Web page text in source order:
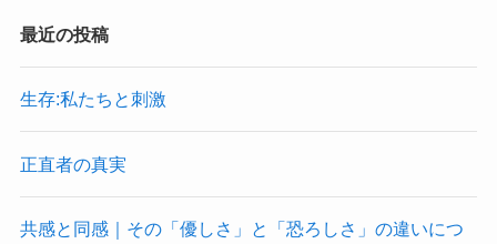
最近の投稿
生存:私たちと刺激
正直者の真実
共感と同感｜その「優しさ」と「恐ろしさ」の違いにつ